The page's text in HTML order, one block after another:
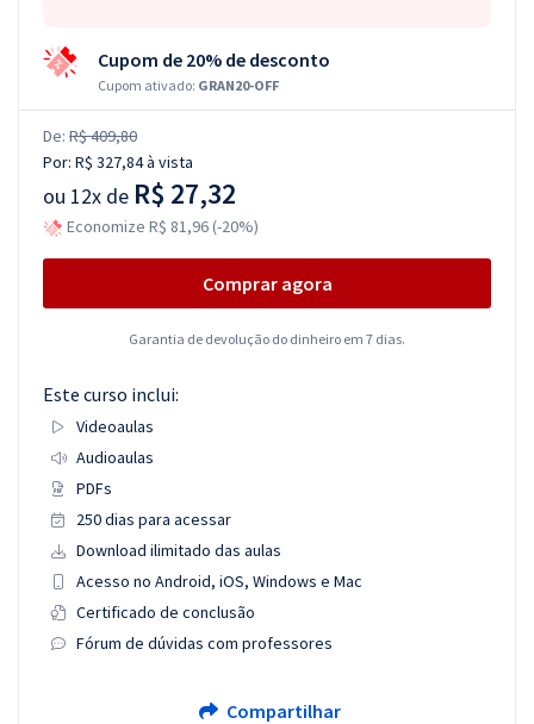
Cupom de 20% de desconto
Cupom ativado: GRAN20-OFF
De: R$ 409,80
Por: R$ 327,84à vista
ou 12x de R$ 27,32
Economize R$ 81,96 (-20%)
Comprar agora
Garantia de devolução do dinheiro em 7 dias.
Este curso inclui:
Videoaulas
Audioaulas
PDFs
250 dias para acessar
Download ilimitado das aulas
Acesso no Android, iOS, Windows e Mac
Certificado de conclusão
Fórum de dúvidas com professores
Compartilhar